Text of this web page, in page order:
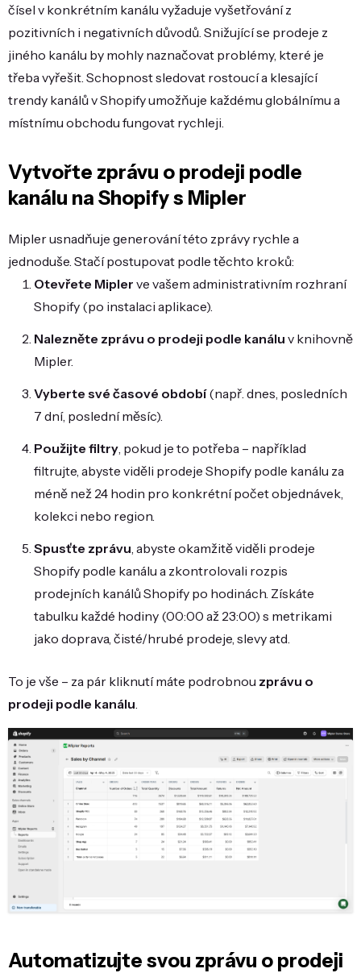
čísel v konkrétním kanálu vyžaduje vyšetřování z
pozitivních i negativních důvodů. Snižující se prodeje z
jiného kanálu by mohly naznačovat problémy, které je
třeba vyřešit. Schopnost sledovat rostoucí a klesající
trendy kanálů v Shopify umožňuje každému globálnímu a
místnímu obchodu fungovat rychleji.
Vytvořte zprávu o prodeji podle
kanálu na Shopify s Mipler
Mipler usnadňuje generování této zprávy rychle a
jednoduše. Stačí postupovat podle těchto kroků:
Otevřete Mipler ve vašem administrativním rozhraní
Shopify (po instalaci aplikace).
Nalezněte zprávu o prodeji podle kanálu v knihovně
Mipler.
Vyberte své časové období(např. dnes, posledních
7 dní, poslední měsíc).
Použijte filtry, pokud je to potřeba – například
filtrujte, abyste viděli prodeje Shopify podle kanálu za
méně než 24 hodin pro konkrétní počet objednávek,
kolekci nebo region.
Spusťte zprávu, abyste okamžitě viděli prodeje
Shopify podle kanálu a zkontrolovali rozpis
prodejních kanálů Shopify po hodinách. Získáte
tabulku každé hodiny (00:00 až 23:00) s metrikami
jako doprava, čisté/hrubé prodeje, slevy atd.
To je vše – za pár kliknutí máte podrobnou zprávu o
prodeji podle kanálu.
Automatizujte svou zprávu o prodeji